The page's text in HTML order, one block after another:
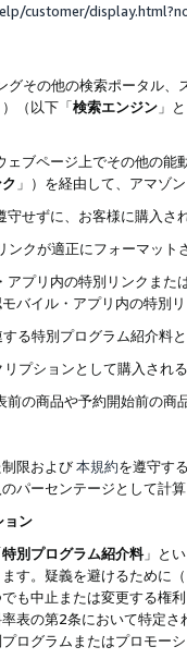
customer/
その他の検索ポータル
（以下「検索エンジン 」
ブページ上でその他の
」）を経由して、アマゾ
せずに、お客様に購入さ
クが適正にフォーマッ
プリ内の特別リンクま
バイル・アプリ内の特別
る特別プログラム紹介料
プションとして購入され
前の商品や予約開始前の商
限および本規約を遵守す
パーセンテージとして計
ョン
特別プログラム紹介料」と
す。疑義を避けるために
も中止または変更する権
表の第2条において特定
ログラムまたはプロモー